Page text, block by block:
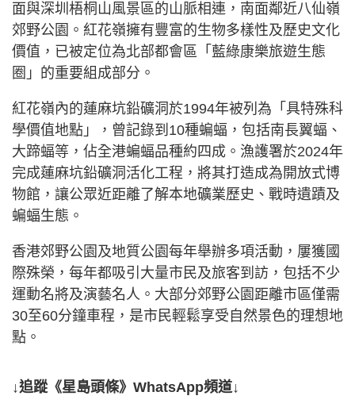
面與深圳梧桐山風景區的山脈相連，南面鄰近八仙嶺
郊野公園。紅花嶺擁有豐富的生物多樣性及歷史文化
價值，已被定位為北部都會區「藍綠康樂旅遊生態
圈」的重要組成部分。
紅花嶺內的蓮麻坑鉛礦洞於1994年被列為「具特殊科
學價值地點」，曾記錄到10種蝙蝠，包括南長翼蝠、
大蹄蝠等，佔全港蝙蝠品種約四成。漁護署於2024年
完成蓮麻坑鉛礦洞活化工程，將其打造成為開放式博
物館，讓公眾近距離了解本地礦業歷史、戰時遺蹟及
蝙蝠生態。
香港郊野公園及地質公園每年舉辦多項活動，屢獲國
際殊榮，每年都吸引大量市民及旅客到訪，包括不少
運動名將及演藝名人。大部分郊野公園距離市區僅需
30至60分鐘車程，是市民輕鬆享受自然景色的理想地
點。
↓追蹤《星島頭條》WhatsApp頻道↓